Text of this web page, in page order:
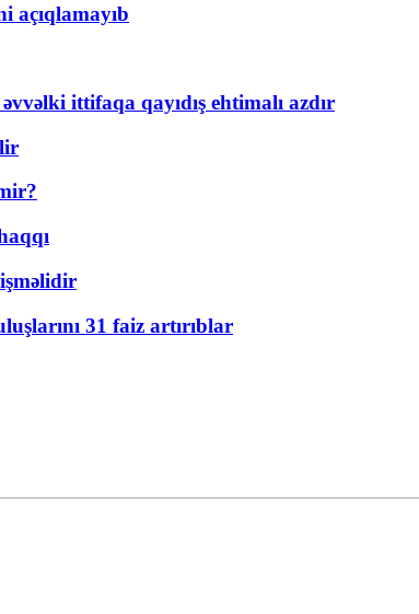
açıqlamayıb
ittifaqa qayıdış ehtimalı azdır
31 faiz artırıblar